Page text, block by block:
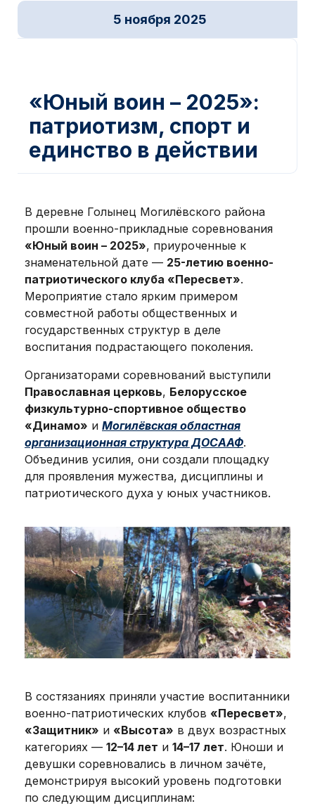
5 ноября 2025
«Юный воин – 2025»:
патриотизм, спорт и
единство в действии
В деревне Голынец Могилёвского района
прошли военно-прикладные соревнования
«Юный воин – 2025», приуроченные к
знаменательной дате — 25-летию военно-
патриотического клуба «Пересвет».
Мероприятие стало ярким примером
совместной работы общественных и
государственных структур в деле
воспитания подрастающего поколения.
Организаторами соревнований выступили
Православная церковь, Белорусское
физкультурно-спортивное общество
«Динамо» и Могилёвская областная
организационная структура ДОСААФ.
Объединив усилия, они создали площадку
для проявления мужества, дисциплины и
патриотического духа у юных участников.
В состязаниях приняли участие воспитанники
военно-патриотических клубов «Пересвет»,
«Защитник» и «Высота» в двух возрастных
категориях — 12–14 лет и 14–17 лет. Юноши и
девушки соревновались в личном зачёте,
демонстрируя высокий уровень подготовки
по следующим дисциплинам: